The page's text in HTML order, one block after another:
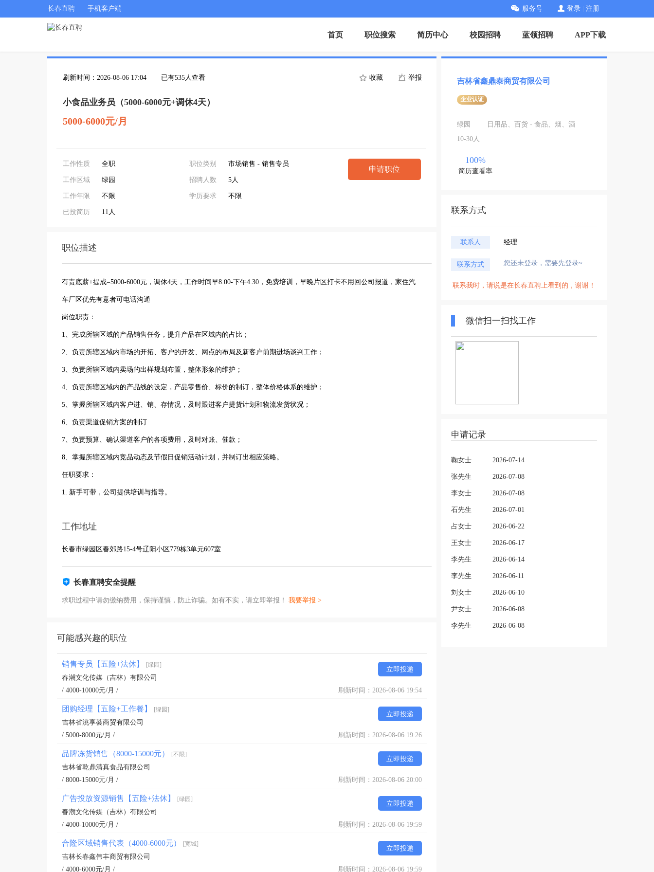
长春直聘 手机客户端 服务号 登录 注册
首页 职位搜索 简历中心 校园招聘 蓝领招聘 APP下载
刷新时间：2026-08-06 17:04 已有535人查看 收藏 举报
小食品业务员（5000-6000元+调休4天）
5000-6000元/月
工作性质 全职
工作区域 绿园
工作年限 不限
已投简历 11人
职位类别 市场销售 - 销售专员
招聘人数 5人
学历要求 不限
申请职位
职位描述
有责底薪+提成=5000-6000元，调休4天，工作时间早8:00-下午4:30，免费培训，早晚片区打卡不用回公司报道，家住汽
车厂区优先有意者可电话沟通
岗位职责：
1、完成所辖区域的产品销售任务，提升产品在区域内的占比；
2、负责所辖区域内市场的开拓、客户的开发、网点的布局及新客户前期进场谈判工作；
3、负责所辖区域内卖场的出样规划布置，整体形象的维护；
4、负责所辖区域内的产品线的设定，产品零售价、标价的制订，整体价格体系的维护；
5、掌握所辖区域内客户进、销、存情况，及时跟进客户提货计划和物流发货状况；
6、负责渠道促销方案的制订
7、负责预算、确认渠道客户的各项费用，及时对账、催款；
8、掌握所辖区域内竞品动态及节假日促销活动计划，并制订出相应策略。
任职要求：
1. 新手可带，公司提供培训与指导。
工作地址
长春市绿园区春郊路15-4号辽阳小区779栋3单元607室
长春直聘安全提醒
求职过程中请勿缴纳费用，保持谨慎，防止诈骗。如有不实，请立即举报！ 我要举报 >
可能感兴趣的职位
销售专员【五险+法休】 [绿园]
立即投递
春潮文化传媒（吉林）有限公司
/ 4000-10000元/月 /
刷新时间：2026-08-06 19:54
团购经理【五险+工作餐】 [绿园]
立即投递
吉林省洮享荟商贸有限公司
/ 5000-8000元/月 /
刷新时间：2026-08-06 19:26
品牌冻货销售（8000-15000元） [不限]
立即投递
吉林省乾鼎清真食品有限公司
/ 8000-15000元/月 /
刷新时间：2026-08-06 20:00
广告投放资源销售【五险+法休】 [绿园]
立即投递
春潮文化传媒（吉林）有限公司
/ 4000-10000元/月 /
刷新时间：2026-08-06 19:59
合隆区域销售代表（4000-6000元） [宽城]
立即投递
吉林长春鑫伟丰商贸有限公司
/ 4000-6000元/月 /
刷新时间：2026-08-06 19:59
吉林省鑫鼎泰商贸有限公司
企业认证
绿园
日用品、百货 - 食品、烟、酒
10-30人
100%
简历查看率
联系方式
联系人 经理
联系方式 您还未登录，需要先登录~
联系我时，请说是在长春直聘上看到的，谢谢！
微信扫一扫找工作
申请记录
鞠女士 2026-07-14
张先生 2026-07-08
李女士 2026-07-08
石先生 2026-07-01
占女士 2026-06-22
王女士 2026-06-17
李先生 2026-06-14
李先生 2026-06-11
刘女士 2026-06-10
尹女士 2026-06-08
李先生 2026-06-08